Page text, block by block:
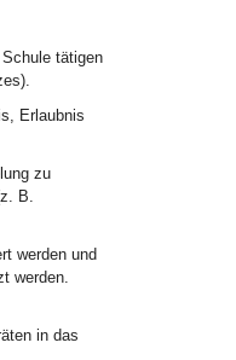
tätigen
Erlaubnis
zu
B.
werden und
werden.
in das